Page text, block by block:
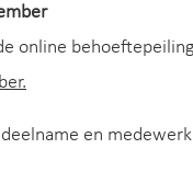
online
en